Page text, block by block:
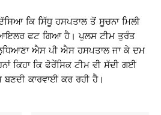
ਕਿ ਸਿੱਧੂ ਹਸਪਤਾਲ ਤੋਂ ਸੂਚਨਾ ਮਿਲੀ
ਫਟ ਗਿਆ ਹੈ। ਪੁਲਸ ਟੀਮ ਤੁਰੰਤ
ਐਸ ਪੀ ਐਸ ਹਸਪਤਾਲ ਜਾ ਕੇ ਦਮ
ਕਿਹਾ ਕਿ ਫੋਰੇਂਸਿਕ ਟੀਮ ਵੀ ਸੱਦੀ ਗਈ
ਕਾਰਵਾਈ ਕਰ ਰਹੀ ਹੈ।